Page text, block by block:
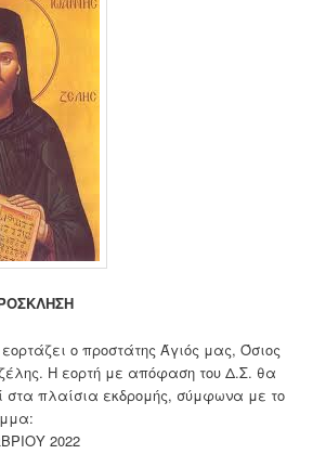
ο προστάτης Άγιός μας, Όσιος
Η εορτή με απόφαση του Δ.Σ. θα
στα πλαίσια εκδρομής, σύμφωνα με το
2022